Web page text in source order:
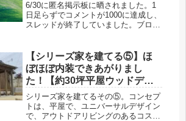
6/30に匿名掲示板に晒されました。1
日足らずでコメントが1000に達成し、
スレッドが終了していました。ブログ
べたら匿名掲示板に行きつきました。
1000のコメント全て読...
【シリーズ家を建てる⑤】ほ
ぼほぼ内装できあがりまし
た！【約30坪平屋ウッドデッ
キ13畳】
シリーズ家を建てるその⑤。コンセプ
トは、平屋で、ユニバーサルデザイン
で、アウトドアリビングのあるコスパ